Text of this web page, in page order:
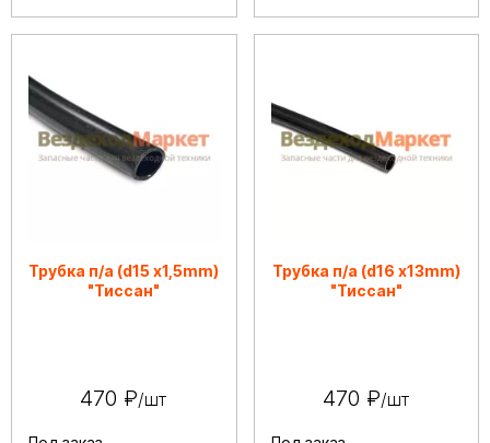
Трубка п/а (d15 х1,5mm)
"Тиссан"
470 ₽/шт
Трубка п/а (d16 х13mm)
"Тиссан"
470 ₽/шт